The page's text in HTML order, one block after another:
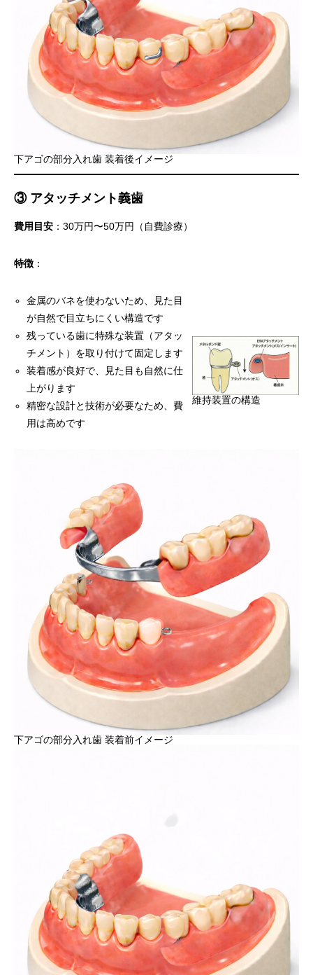
下アゴの部分入れ歯 装着後イメージ
③ アタッチメント義歯
費用目安 ：30万円〜50万円（自費診療）
特徴 ：
金属のバネを使わないため、見た目
が自然で目立ちにくい構造です
残っている歯に特殊な装置（アタッ
チメント）を取り付けて固定します
装着感が良好で、見た目も自然に仕
上がります
精密な設計と技術が必要なため、費
用は高めです
維持装置の構造
下アゴの部分入れ歯 装着前イメージ